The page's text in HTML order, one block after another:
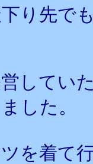
り先で
してい
した。
を着て